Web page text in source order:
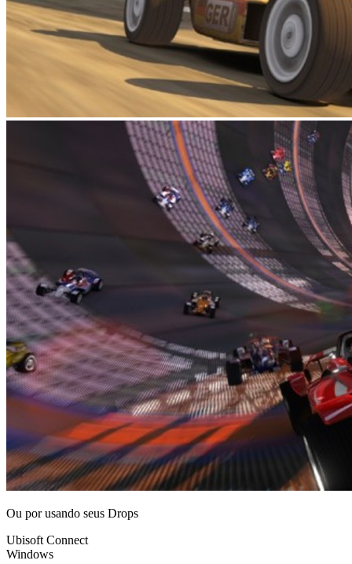
Ou porusando seus Drops
Ubisoft Connect
Windows